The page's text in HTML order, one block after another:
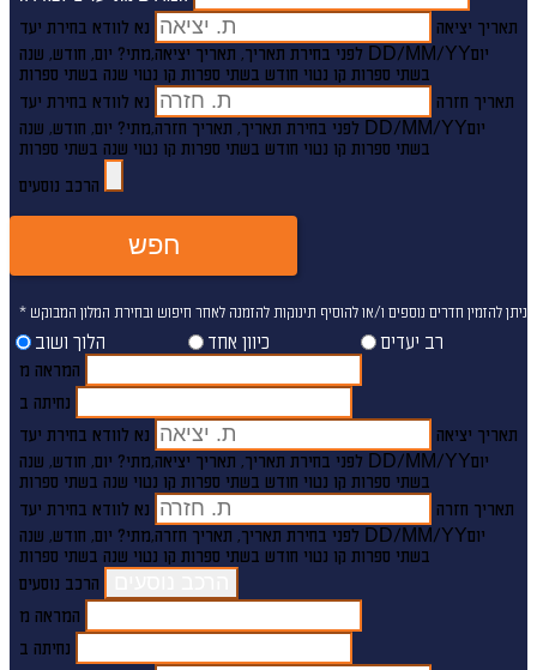
תאריך יציאה
נא לוודא בחירת יעד
לפני בחירת תאריך, תאריך יציאה, DD/MM/YYיום
בשתי ספרות קו נטוי חודש בשתי ספרות קו נטוי שנה בשתי ספרות
תאריך חזרה
נא לוודא בחירת יעד
לפני בחירת תאריך, תאריך חזרה, DD/MM/YYיום
בשתי ספרות קו נטוי חודש בשתי ספרות קו נטוי שנה בשתי ספרות
הרכב נוסעים
חפש
הלוך ושוב כיוון אחד רב יעדים
המראה מ
נחיתה ב
תאריך יציאה
נא לוודא בחירת יעד
לפני בחירת תאריך, תאריך יציאה, DD/MM/YYיום
בשתי ספרות קו נטוי חודש בשתי ספרות קו נטוי שנה בשתי ספרות
תאריך חזרה
נא לוודא בחירת יעד
לפני בחירת תאריך, תאריך חזרה, DD/MM/YYיום
בשתי ספרות קו נטוי חודש בשתי ספרות קו נטוי שנה בשתי ספרות
הרכב נוסעים
המראה מ
נחיתה ב